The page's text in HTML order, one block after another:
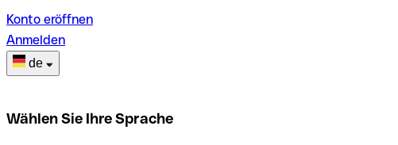
Konto eröffnen
Anmelden
de
Wählen Sie Ihre Sprache